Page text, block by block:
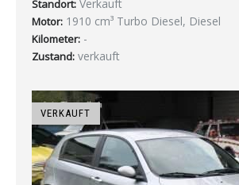
Standort: Verkauft
Motor: 1910 cm³ Turbo Diesel, Diesel
Kilometer: -
Zustand: verkauft
VERKAUFT